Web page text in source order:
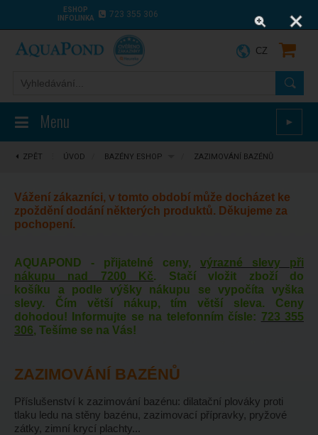
ESHOP
INFOLINKA
723 355 306
Menu ►
CZ
ZPĚT ÚVOD BAZÉNY ESHOP ZAZIMOVÁNÍ BAZÉNŮ
Vážení zákazníci, v tomto období může docházet ke
zpoždění dodání některých produktů. Děkujeme za
pochopení.
AQUAPOND - přijatelné ceny, výrazné slevy při
nákupu nad 7200 Kč. Stačí vložit zboží do
košíku a podle výšky nákupu se vypočíta vyška
slevy. Čím větší nákup, tím větší sleva. Ceny
dohodou! Informujte se na telefonním čísle: 723 355
306, Tešíme se na Vás!
ZAZIMOVÁNÍ BAZÉNŮ
Příslušenství k zazimování bazénu: dilatační plováky proti
tlaku ledu na stěny bazénu, zazimovací přípravky, pryžové
zátky, zimní krycí plachty...